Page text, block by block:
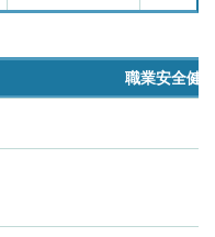
職業安全健